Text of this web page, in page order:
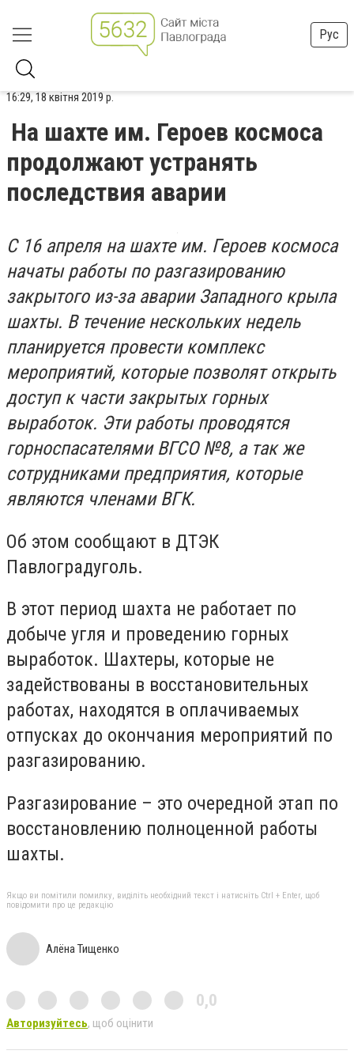
Рус
16:29, 18 квітня 2019 р.
На шахте им. Героев космоса
продолжают устранять
последствия аварии
С 16 апреля на шахте им. Героев космоса
начаты работы по разгазированию
закрытого из-за аварии Западного крыла
шахты. В течение нескольких недель
планируется провести комплекс
мероприятий, которые позволят открыть
доступ к части закрытых горных
выработок. Эти работы проводятся
горноспасателями ВГСО №8, а так же
сотрудниками предприятия, которые
являются членами ВГК.
Об этом сообщают в ДТЭК
Павлоградуголь.
В этот период шахта не работает по
добыче угля и проведению горных
выработок. Шахтеры, которые не
задействованы в восстановительных
работах, находятся в оплачиваемых
отпусках до окончания мероприятий по
разгазированию.
Разгазирование – это очередной этап по
восстановлению полноценной работы
шахты.
Якщо ви помітили помилку, виділіть необхідний текст і натисніть Ctrl + Enter, щоб
повідомити про це редакцію
Алёна Тищенко
0,0
Авторизуйтесь, щоб оцінити